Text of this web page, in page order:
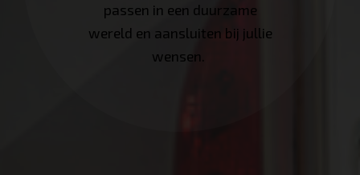
passen in een duurzame
wereld en aansluiten bij jullie
wensen.